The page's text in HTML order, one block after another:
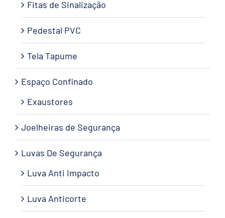
Fitas de Sinalização
Pedestal PVC
Tela Tapume
Espaço Confinado
Exaustores
Joelheiras de Segurança
Luvas De Segurança
Luva Anti Impacto
Luva Anticorte